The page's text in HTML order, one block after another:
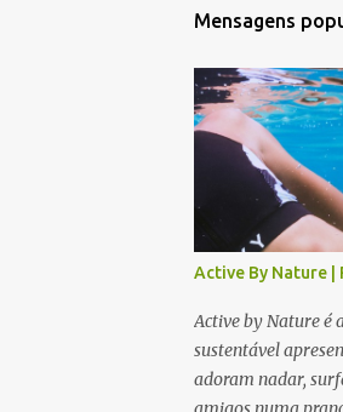
Mensagens
Active By Nature |
Active by Nature é
sustentável
adoram nadar,